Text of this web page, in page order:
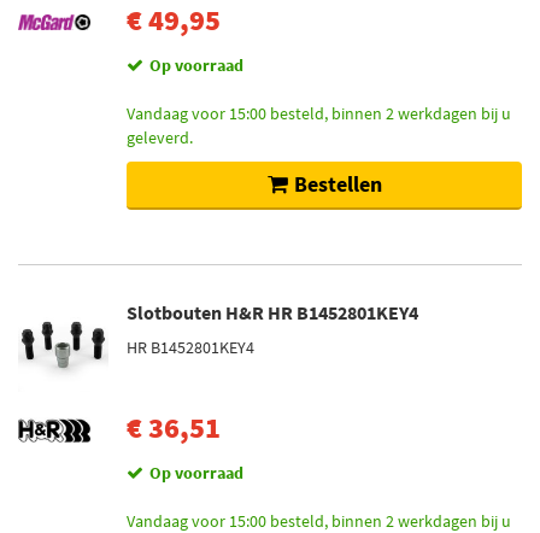
€ 49,95
Op voorraad
Vandaag voor 15:00 besteld, binnen 2 werkdagen bij u
geleverd.
Bestellen
Slotbouten H&R HR B1452801KEY4
HR B1452801KEY4
€ 36,51
Op voorraad
Vandaag voor 15:00 besteld, binnen 2 werkdagen bij u